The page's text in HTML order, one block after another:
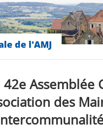
de l'AMJ
42e Assemblée
des